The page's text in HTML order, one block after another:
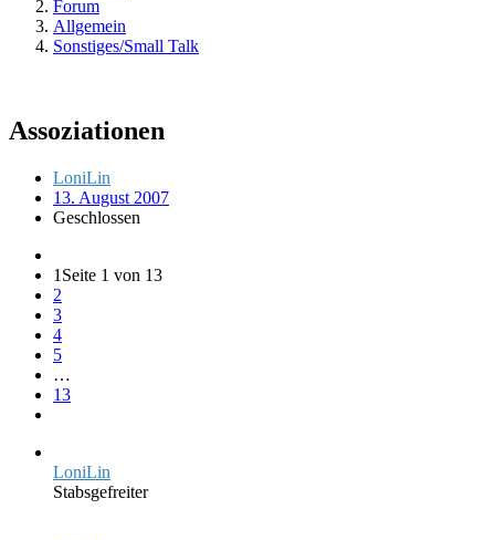
Forum
Allgemein
Sonstiges/Small Talk
Assoziationen
LoniLin
13. August 2007
Geschlossen
1 Seite 1 von 13
2
3
4
5
…
13
LoniLin
Stabsgefreiter